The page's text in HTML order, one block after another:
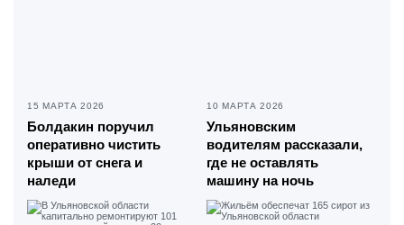
15 МАРТА 2026
Болдакин поручил
оперативно чистить
крыши от снега и
наледи
10 МАРТА 2026
Ульяновским
водителям рассказали,
где не оставлять
машину на ночь